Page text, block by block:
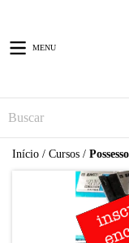
MENU
Início / Cursos /